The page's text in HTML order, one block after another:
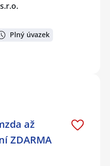
Plný úvazek
až
ZDARMA